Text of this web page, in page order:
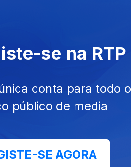
se na RTP
conta para todo o
público de media
SE AGORA